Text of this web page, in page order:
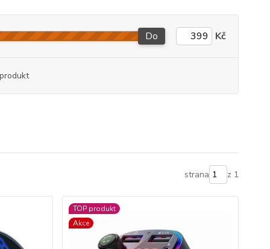
Do Kč
strana z 1
TOP produkt
Akce